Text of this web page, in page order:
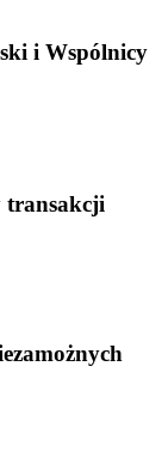
i Wspólnicy
transakcji